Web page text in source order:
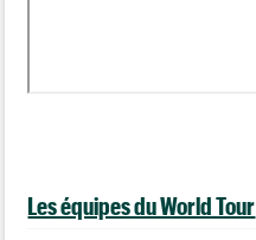
Les équipes du World Tour